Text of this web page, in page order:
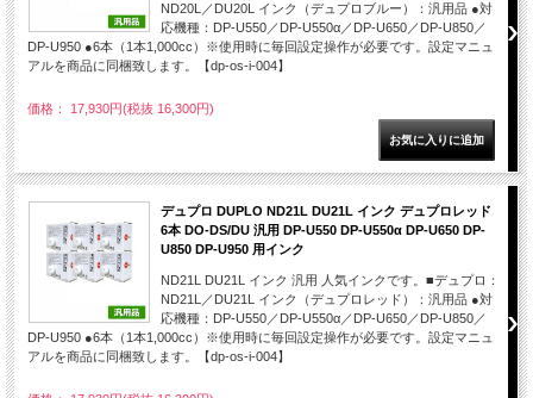
ND20L／DU20L インク（デュプロブルー）：汎用品 ●対
応機種：DP-U550／DP-U550α／DP-U650／DP-U850／
DP-U950 ●6本（1本1,000cc）※使用時に毎回設定操作が必要です。設定マニュ
アルを商品に同梱致します。【dp-os-i-004】
価格： 17,930円(税抜 16,300円)
デュプロ DUPLO ND21L DU21L インク デュプロレッド
6本 DO-DS/DU 汎用 DP-U550 DP-U550α DP-U650 DP-
U850 DP-U950 用インク
ND21L DU21L インク 汎用 人気インクです。■デュプロ：
ND21L／DU21L インク（デュプロレッド）：汎用品 ●対
応機種：DP-U550／DP-U550α／DP-U650／DP-U850／
DP-U950 ●6本（1本1,000cc）※使用時に毎回設定操作が必要です。設定マニュ
アルを商品に同梱致します。【dp-os-i-004】